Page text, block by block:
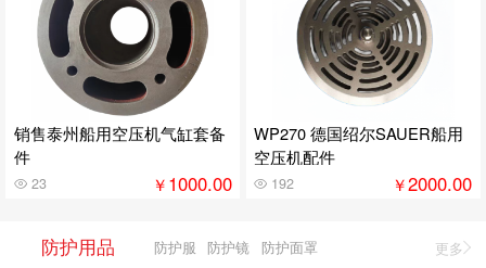
销售泰州船用空压机气缸套备
件
23 ￥1000.00
WP270 德国绍尔SAUER船用
空压机配件
192 ￥2000.00
防护用品 防护服 防护镜 防护面罩 更多